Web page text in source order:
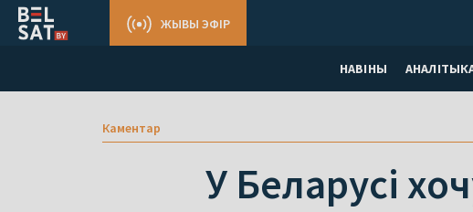
НАВІНЫ
ЖЫВЫ ЭФІР
Каментар
У Беларусі